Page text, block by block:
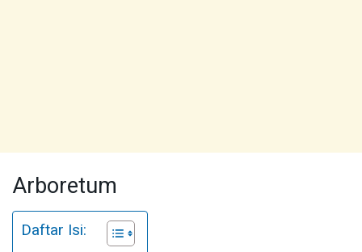
Arboretum
Daftar Isi: